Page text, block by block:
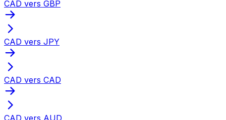
CAD vers GBP
CAD vers JPY
CAD vers CAD
CAD vers AUD